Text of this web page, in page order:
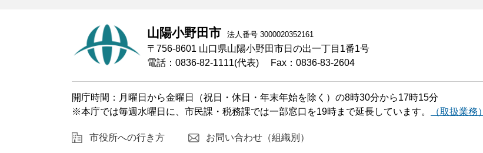
山陽小野田市 法人番号 3000020352161
〒756-8601 山口県山陽小野田市日の出一丁目1番1号
電話：0836-82-1111(代表)
Fax：0836-83-2604
開庁時間：月曜日から金曜日（祝日・休日・年末年始を除く）の8時30分から17時15分
※本庁では毎週水曜日に、市民課・税務課では一部窓口を19時まで延長しています。
（取扱業務）
市役所への行き方 お問い合わせ（組織別）